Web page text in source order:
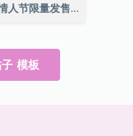
蓝色软情人节限量发售Instagram帖子
模板